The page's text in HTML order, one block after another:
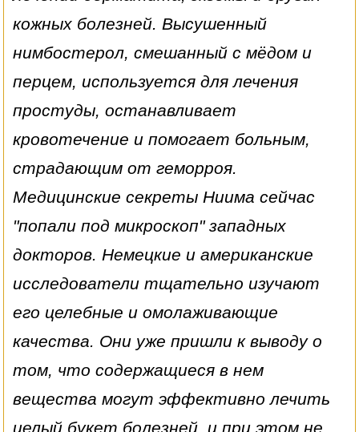
кожных болезней. Высушенный
нимбостерол, смешанный с мёдом и
перцем, используется для лечения
простуды, останавливает
кровотечение и помогает больным,
страдающим от геморроя.
Медицинские секреты Ниима сейчас
"попали под микроскоп" западных
докторов. Немецкие и американские
исследователи тщательно изучают
его целебные и омолаживающие
качества. Они уже пришли к выводу о
том, что содержащиеся в нем
вещества могут эффективно лечить
целый букет болезней, и при этом не